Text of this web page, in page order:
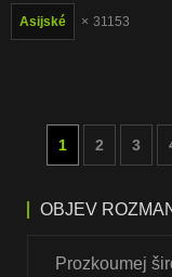
Asijské 31153
1 2 3
OBJEV
Prozkoumej